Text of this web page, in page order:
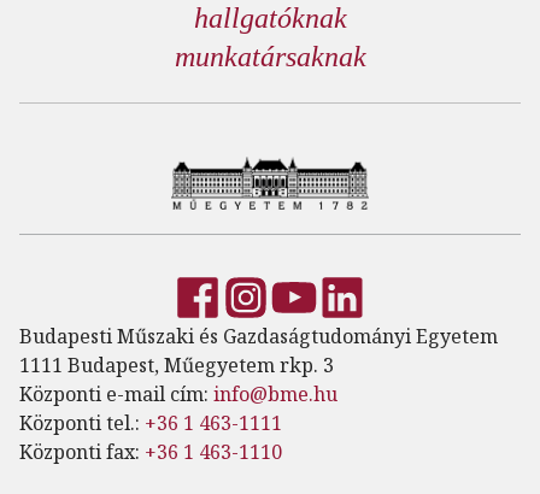
hallgatóknak
munkatársaknak
Budapesti Műszaki és Gazdaságtudományi Egyetem
1111 Budapest, Műegyetem rkp. 3
Központi e-mail cím: info@bme.hu
Központi tel.: +36 1 463-1111
Központi fax: +36 1 463-1110